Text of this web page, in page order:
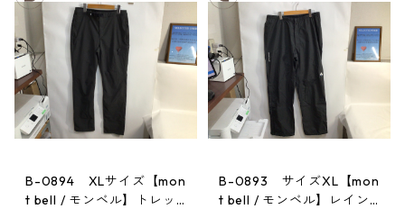
B-0894 XLサイズ【mon
t bell / モンベル】トレッ
B-0893 サイズXL【mon
t bell / モンベル】レイン